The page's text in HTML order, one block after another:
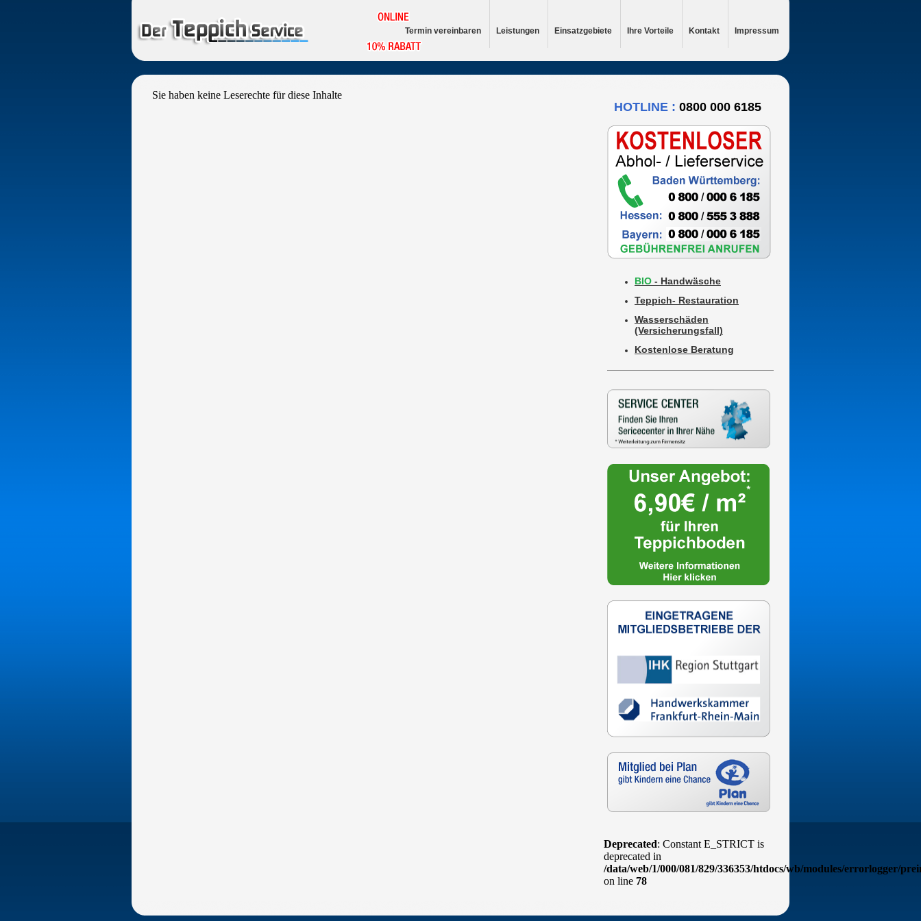
Termin vereinbaren Leistungen Einsatzgebiete Ihre Vorteile Kontakt Impressum
Sie haben keine Leserechte für diese Inhalte
HOTLINE : 0800 000 6185
BIO - Handwäsche
Teppich- Restauration
Wasserschäden
(Versicherungsfall)
Kostenlose Beratung
Deprecated: Constant E_STRICT is
deprecated in
/data/web/1/000/081/829/336353/htdocs/wb/modules/errorlogger/
on line 78